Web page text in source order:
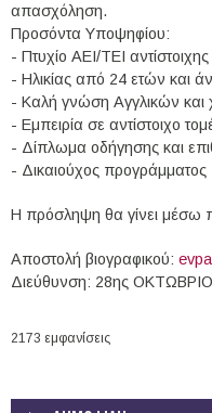
απασχόληση.
Προσόντα Υποψηφίου:
- Πτυχίο ΑΕΙ/ΤΕΙ αντίστοιχης
- Ηλικίας από 24 ετών και
- Καλή γνώση Αγγλικών
- Εμπειρία σε αντίστοιχο
- Δίπλωμα οδήγησης και
- Δικαιούχος
Η πρόσληψη θα γίνει μέσω
Αποστολή βιογραφικού:
Διεύθυνση: 28ης
2173 εμφανίσεις